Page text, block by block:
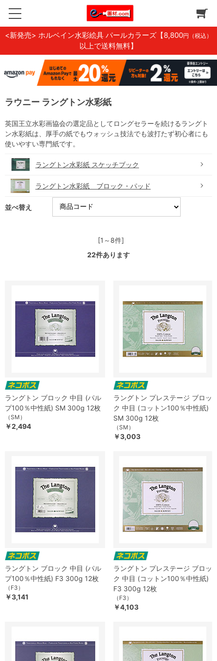
<新発売> ホルベイン水彩絵具 パールカラーズ 【8,800円（税込）
以上で送料無料】
ラウニー ラングトン水彩紙
英国王立水彩画協会の選定品としてロングセラーを続けるラングト
ン水彩紙は、厚手の紙でもウォッシュ技法でも波打たず初心者にも
使いやすい専門紙です。
ラングトン水彩紙 スケッチブック
ラングトン水彩紙 ブロック・パッド
並べ替え
[1～8件]
22件あります
ラングトン ブロック 中目 (パル
プ100％中性紙) SM 300g 12枚
（SM）
￥2,494
ラングトン プレステージ ブロッ
ク 中目 (コットン100％中性紙)
SM 300g 12枚
（SM）
￥3,003
ラングトン ブロック 中目 (パル
プ100％中性紙) F3 300g 12枚
（F3）
￥3,141
ラングトン プレステージ ブロッ
ク 中目 (コットン100％中性紙)
F3 300g 12枚
（F3）
￥4,103